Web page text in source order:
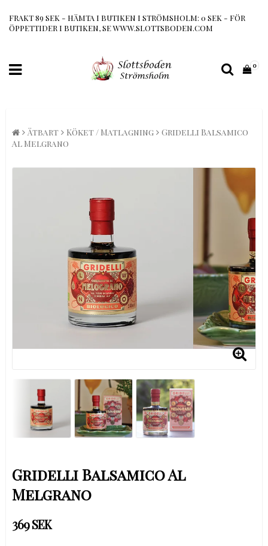
FRAKT 89 SEK - HÄMTA I BUTIKEN I STRÖMSHOLM: 0 SEK - FÖR
ÖPPETTIDER I BUTIKEN, SE WWW.SLOTTSBODEN.COM
0
Ätbart Köket / Matlagning
Gridelli Balsamico
Al Melgrano
Gridelli Balsamico Al
Melgrano
369 SEK